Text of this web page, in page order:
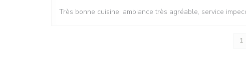
Très bonne cuisine, ambiance très agréable, service
1